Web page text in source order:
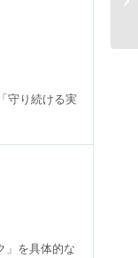
守り続ける実
」を具体的な